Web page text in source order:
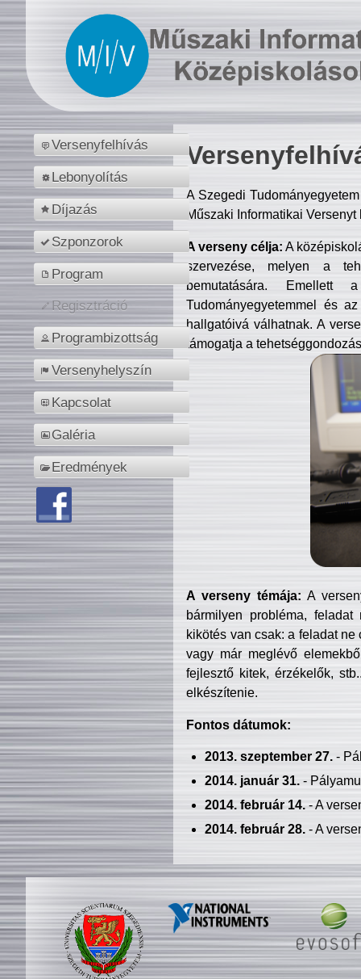
Versenyfelhívás
Lebonyolítás
Díjazás
Szponzorok
Program
Regisztráció
Programbizottság
Versenyhelyszín
Kapcsolat
Galéria
Eredmények
A Szegedi
Műszaki Informatikai
A verseny célja: A
szervezése, melyen a
bemutatására. Emellett
Tudományegyetemmel és
hallgatóivá válhatnak. A
támogatja a
A verseny témája: A
bármilyen probléma, feladat
kikötés van csak: a feladat
vagy már meglévő
fejlesztő kitek, érzékelők,
elkészítenie.
Fontos dátumok:
2013. szeptember 27.-
2014. január 31.-
2014. február 14.- A
2014. február 28.- A